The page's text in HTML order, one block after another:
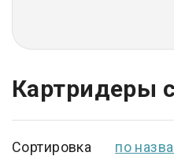
Картридеры
Сортировка по